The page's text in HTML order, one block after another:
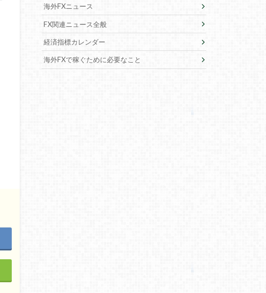
海外FXニュース
FX関連ニュース全般
経済指標カレンダー
海外FXで稼ぐために必要なこと